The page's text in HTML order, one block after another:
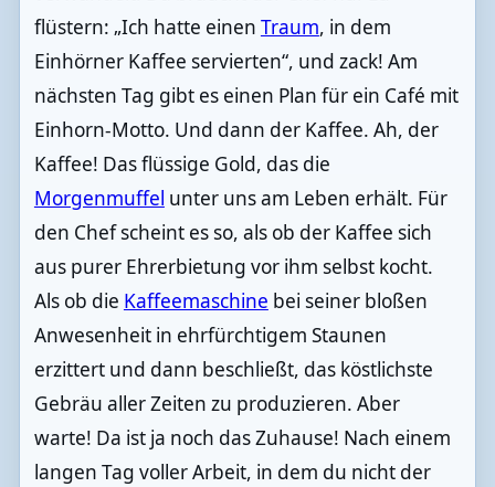
flüstern: „Ich hatte einen Traum, in dem
Einhörner Kaffee servierten“, und zack! Am
nächsten Tag gibt es einen Plan für ein Café mit
Einhorn-Motto. Und dann der Kaffee. Ah, der
Kaffee! Das flüssige Gold, das die
Morgenmuffel unter uns am Leben erhält. Für
den Chef scheint es so, als ob der Kaffee sich
aus purer Ehrerbietung vor ihm selbst kocht.
Als ob die Kaffeemaschine bei seiner bloßen
Anwesenheit in ehrfürchtigem Staunen
erzittert und dann beschließt, das köstlichste
Gebräu aller Zeiten zu produzieren. Aber
warte! Da ist ja noch das Zuhause! Nach einem
langen Tag voller Arbeit, in dem du nicht der